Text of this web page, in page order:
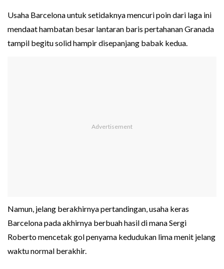
Usaha Barcelona untuk setidaknya mencuri poin dari laga ini
mendaat hambatan besar lantaran baris pertahanan Granada
tampil begitu solid hampir disepanjang babak kedua.
Namun, jelang berakhirnya pertandingan, usaha keras
Barcelona pada akhirnya berbuah hasil di mana Sergi
Roberto mencetak gol penyama kedudukan lima menit jelang
waktu normal berakhir.